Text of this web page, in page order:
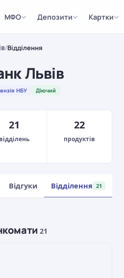
МФО Депозити Картки
/Відділення
Львів
НБУ Діючий
21
відділень
22
продуктів
Відгуки Відділення 21
21